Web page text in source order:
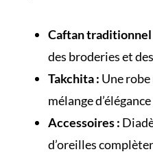
Caftan traditionnel
des broderies et
Takchita : Une
mélange
Accessoires :
d’oreilles